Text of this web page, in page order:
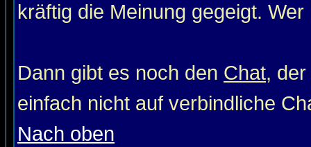
kräftig die Meinung gegeigt.
Dann gibt es noch den Chat,
einfach nicht auf verbindliche
Nach oben